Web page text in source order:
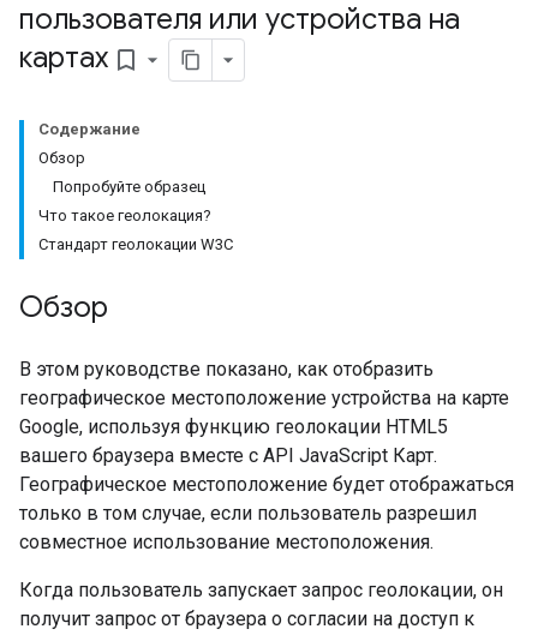
пользователя или устройства на
картах bookmark_border
Содержание
Обзор
Попробуйте образец
Что такое геолокация?
Стандарт геолокации W3C
Обзор
В этом руководстве показано, как отобразить
географическое местоположение устройства на карте
Google, используя функцию геолокации HTML5
вашего браузера вместе с API JavaScript Карт.
Географическое местоположение будет отображаться
только в том случае, если пользователь разрешил
совместное использование местоположения.
Когда пользователь запускает запрос геолокации, он
получит запрос от браузера о согласии на доступ к